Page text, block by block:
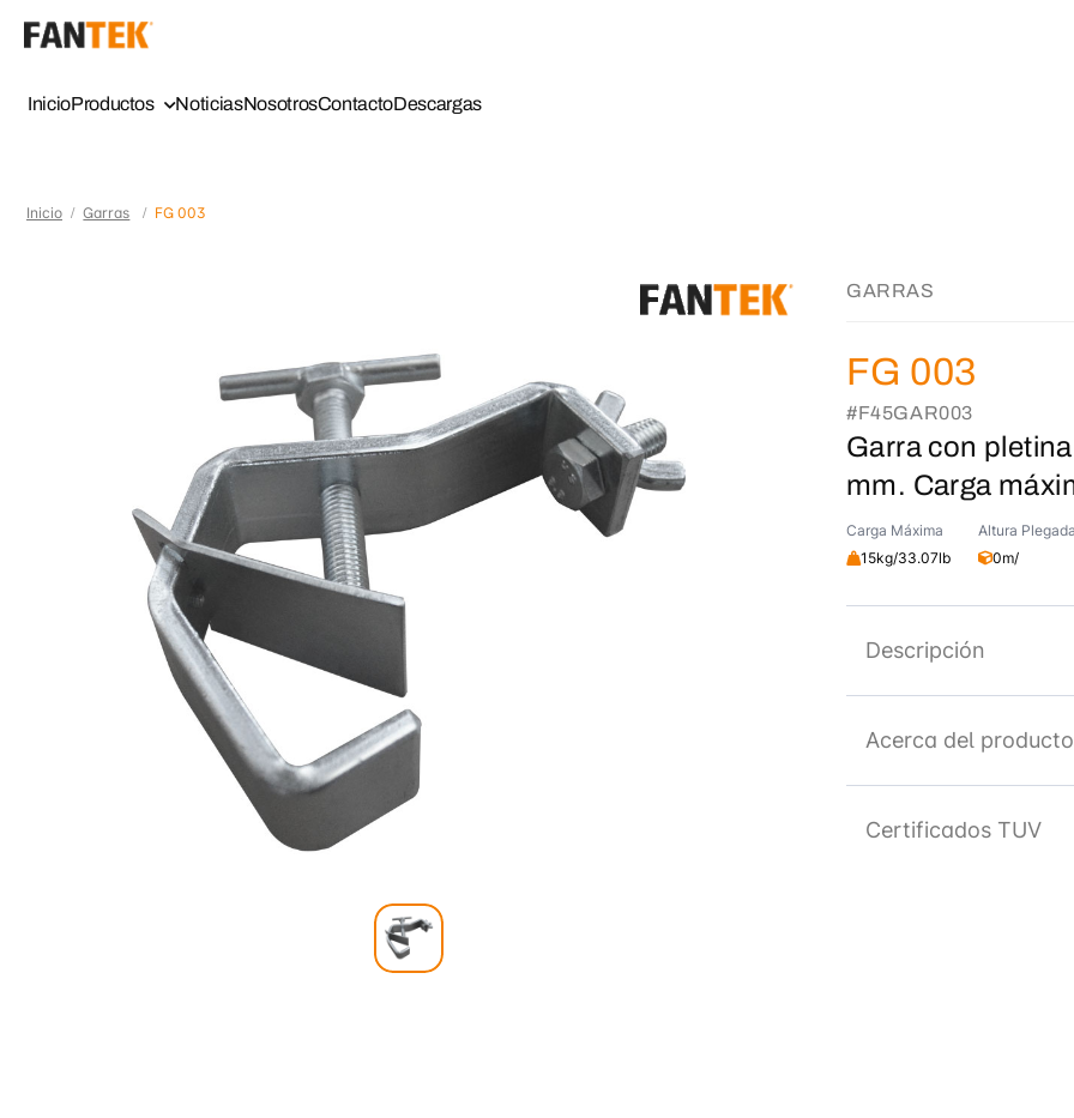
InicioProductos NoticiasNosotrosContactoDescargas
Inicio Garras FG 003
GARRAS
FG 003
#F45GAR003
Garra con
mm. Carga
Carga Máxima
15kg/33.07lb
Altura
0m/
Descripción
Acerca del producto
Certificados TUV